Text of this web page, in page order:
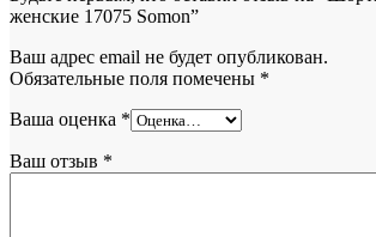
женские 17075 Somon”
Ваш адрес email не будет опубликован.
Обязательные поля помечены *
Ваша оценка *
Ваш отзыв *